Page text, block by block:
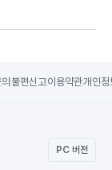
불편신고이용약관개인정
PC 버전